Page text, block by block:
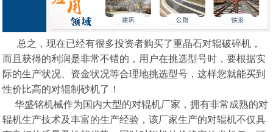
总之，现在已经有很多投资者购买了重晶石对辊破碎机，
而且获得的利润是非常不错的，用户在挑选型号时，要根据实
际的生产状况、资金状况等合理地挑选型号，这样您就能买到
性价比高的对辊制砂机了！
华盛铭机械作为国内大型的对辊机厂家，拥有非常成熟的对
辊机生产技术及丰富的生产经验，该厂家生产的对辊机不仅具